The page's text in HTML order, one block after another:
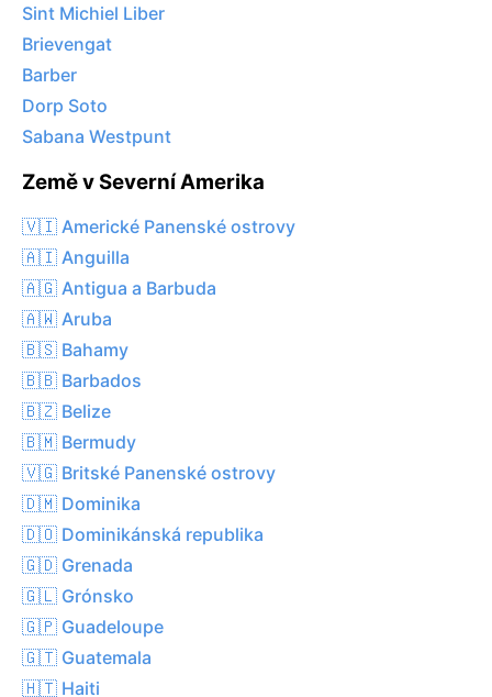
Sint Michiel Liber
Brievengat
Barber
Dorp Soto
Sabana Westpunt
Země v Severní Amerika
🇻🇮 Americké Panenské ostrovy
🇦🇮 Anguilla
🇦🇬 Antigua a Barbuda
🇦🇼 Aruba
🇧🇸 Bahamy
🇧🇧 Barbados
🇧🇿 Belize
🇧🇲 Bermudy
🇻🇬 Britské Panenské ostrovy
🇩🇲 Dominika
🇩🇴 Dominikánská republika
🇬🇩 Grenada
🇬🇱 Grónsko
🇬🇵 Guadeloupe
🇬🇹 Guatemala
🇭🇹 Haiti